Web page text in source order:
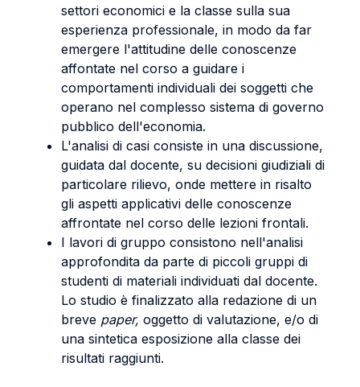
settori economici e la classe sulla sua
esperienza professionale, in modo da far
emergere l'attitudine delle conoscenze
affontate nel corso a guidare i
comportamenti individuali dei soggetti che
operano nel complesso sistema di governo
pubblico dell'economia.
L'analisi di casi consiste in una discussione,
guidata dal docente, su decisioni giudiziali di
particolare rilievo, onde mettere in risalto
gli aspetti applicativi delle conoscenze
affrontate nel corso delle lezioni frontali.
I lavori di gruppo consistono nell'analisi
approfondita da parte di piccoli gruppi di
studenti di materiali individuati dal docente.
Lo studio è finalizzato alla redazione di un
breve paper, oggetto di valutazione, e/o di
una sintetica esposizione alla classe dei
risultati raggiunti.